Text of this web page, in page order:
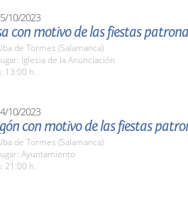
10/2023
con motivo de las fiestas
de Tormes (Salamanca)
Iglesia de la Anunciación
13:00 h.
10/2023
con motivo de las fiestas
de Tormes (Salamanca)
Ayuntamiento
21:00 h.